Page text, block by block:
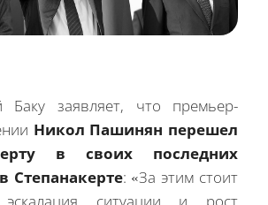
Баку заявляет, что премьер-
Никол Пашинян перешел
в своих последних
Степанакерте: «За этим стоит